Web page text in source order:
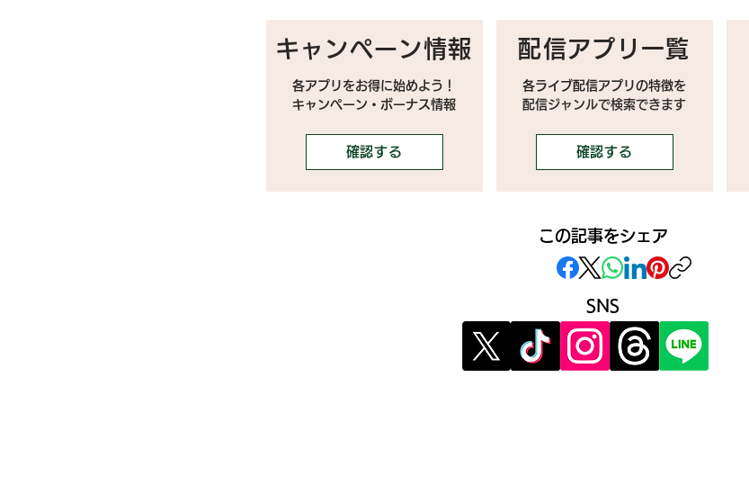
キャンペーン情報
各アプリをお得に始めよう！
キャンペーン・ボーナス情報
確認する
配信アプリ一覧
各ライブ配信アプリの特徴を
配信ジャンルで検索できます
確認する
この記事をシェア
SNS